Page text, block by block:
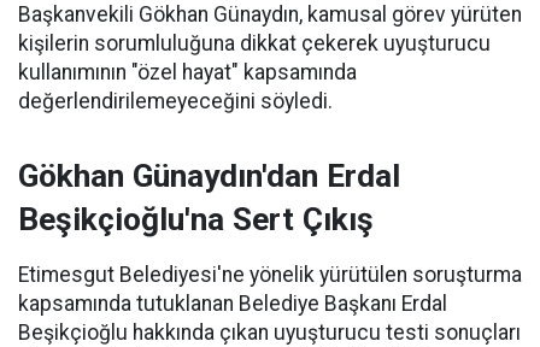
Başkanvekili Gökhan Günaydın, kamusal görev yürüten
kişilerin sorumluluğuna dikkat çekerek uyuşturucu
kullanımının "özel hayat" kapsamında
değerlendirilemeyeceğini söyledi.
Gökhan Günaydın'dan Erdal
Beşikçioğlu'na Sert Çıkış
Etimesgut Belediyesi'ne yönelik yürütülen soruşturma
kapsamında tutuklanan Belediye Başkanı Erdal
Beşikçioğlu hakkında çıkan uyuşturucu testi sonuçları